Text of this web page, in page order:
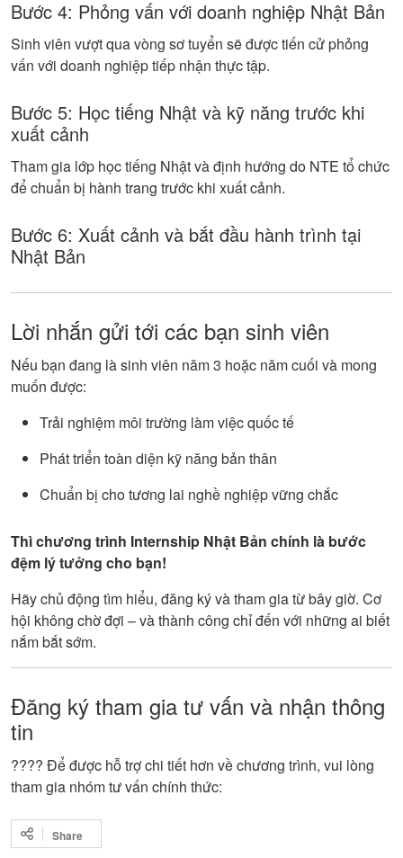
Bước 4: Phỏng vấn với doanh nghiệp Nhật Bản
Sinh viên vượt qua vòng sơ tuyển sẽ được tiến cử phỏng
vấn với doanh nghiệp tiếp nhận thực tập.
Bước 5: Học tiếng Nhật và kỹ năng trước khi
xuất cảnh
Tham gia lớp học tiếng Nhật và định hướng do NTE tổ chức
để chuẩn bị hành trang trước khi xuất cảnh.
Bước 6: Xuất cảnh và bắt đầu hành trình tại
Nhật Bản
Lời nhắn gửi tới các bạn sinh viên
Nếu bạn đang là sinh viên năm 3 hoặc năm cuối và mong
muốn được:
Trải nghiệm môi trường làm việc quốc tế
Phát triển toàn diện kỹ năng bản thân
Chuẩn bị cho tương lai nghề nghiệp vững chắc
Thì chương trình Internship Nhật Bản chính là bước
đệm lý tưởng cho bạn!
Hãy chủ động tìm hiểu, đăng ký và tham gia từ bây giờ. Cơ
hội không chờ đợi – và thành công chỉ đến với những ai biết
nắm bắt sớm.
Đăng ký tham gia tư vấn và nhận thông
tin
???? Để được hỗ trợ chi tiết hơn về chương trình, vui lòng
tham gia nhóm tư vấn chính thức:
Share